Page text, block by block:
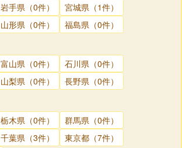
岩手県（0件）
宮城県（1件）
山形県（0件）
福島県（0件）
富山県（0件）
石川県（0件）
山梨県（0件）
長野県（0件）
栃木県（0件）
群馬県（0件）
千葉県（3件）
東京都（7件）